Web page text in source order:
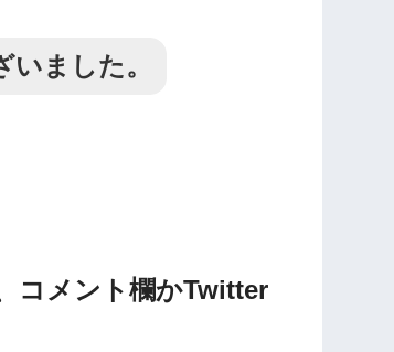
ました。
コメント欄かTwitter